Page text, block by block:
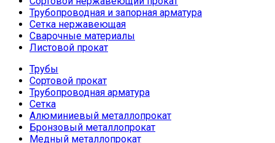
Трубопроводная и запорная арматура
Сетка нержавеющая
Сварочные материалы
Листовой прокат
Трубы
Сортовой прокат
Трубопроводная арматура
Сетка
Алюминиевый металлопрокат
Бронзовый металлопрокат
Медный металлопрокат